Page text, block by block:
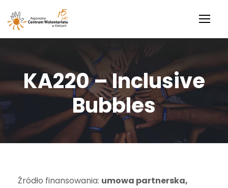
KA220 – Inclusive
Bubbles
Źródło finansowania: umowa partnerska,